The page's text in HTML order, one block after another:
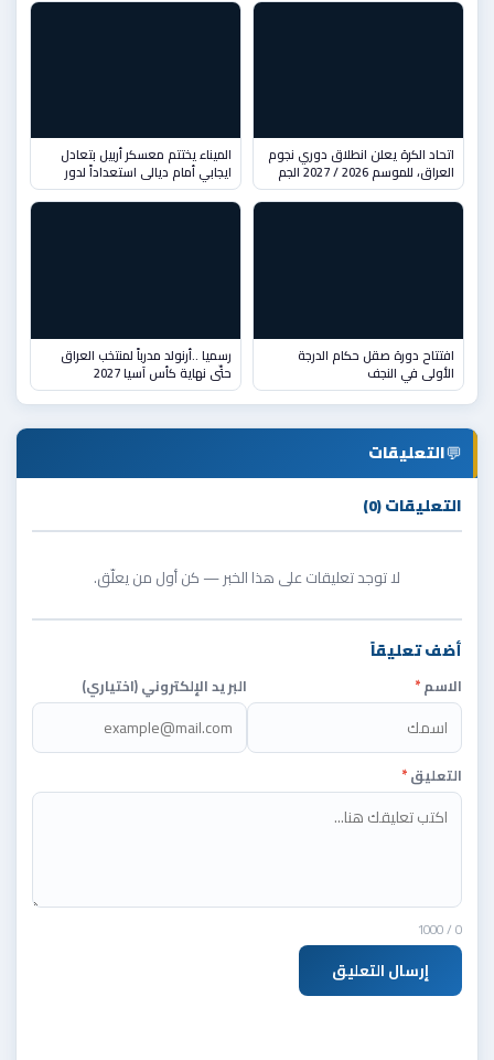
اتحاد الكرة يعلن انطلاق دوري نجوم
العراق، للموسم 2026 / 2027 الجم
الميناء يختتم معسكر أربيل بتعادل
ايجابي أمام ديالى استعداداً لدور
افتتاح دورة صقل حكام الدرجة
الأولى في النجف
رسميا ..أرنولد مدرباً لمنتخب العراق
حتّى نهاية كأس آسيا 2027
💬التعليقات
التعليقات (0)
لا توجد تعليقات على هذا الخبر — كن أول من يعلّق.
أضف تعليقاً
الاسم* البريد الإلكتروني (اختياري)
التعليق*
0
/ 1000
إرسال التعليق